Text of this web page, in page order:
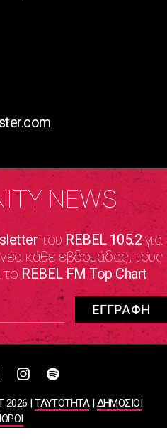
NEWS
τουREBEL 105.2για
κάθε εβδομάδας, τους
το REBEL FM Top Chart
2026 |ΤΑΥΤΟΤΗΤΑ|ΔΗΜΟΣΙΟΙ